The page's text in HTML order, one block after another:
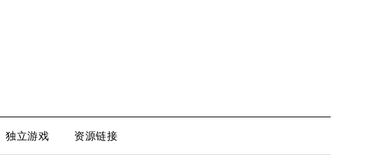
独立游戏 资源链接